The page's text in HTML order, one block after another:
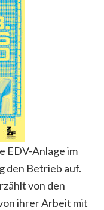
EDV-Anlage im
den Betrieb auf.
von den
ihrer Arbeit mit